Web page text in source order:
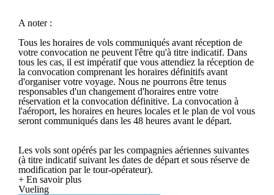
A noter :
Tous les horaires de vols communiqués avant réception de
votre convocation ne peuvent l'être qu'à titre indicatif. Dans
tous les cas, il est impératif que vous attendiez la réception de
la convocation comprenant les horaires définitifs avant
d'organiser votre voyage. Nous ne pourrons être tenus
responsables d'un changement d'horaires entre votre
réservation et la convocation définitive. La convocation à
l'aéroport, les horaires en heures locales et le plan de vol vous
seront communiqués dans les 48 heures avant le départ.
Les vols sont opérés par les compagnies aériennes suivantes
(à titre indicatif suivant les dates de départ et sous réserve de
modification par le tour-opérateur).
+ En savoir plus
Vueling